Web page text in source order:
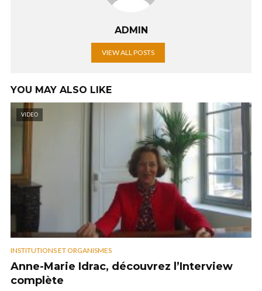
ADMIN
VIEW ALL POSTS
YOU MAY ALSO LIKE
VIDEO
INSTITUTIONS ET ORGANISMES
Anne-Marie Idrac, découvrez l’Interview
complète